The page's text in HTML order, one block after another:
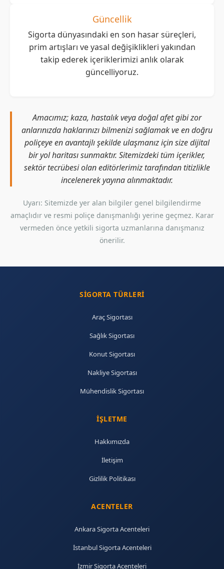
Güncellik
Sigorta dünyasındaki en son hasar süreçleri,
prim artışları ve yasal değişiklikleri yakından
takip ederek içeriklerimizi anlık olarak
güncelliyoruz.
Amacımız; kaza, hastalık veya doğal afet gibi zor
anlarınızda haklarınızı bilmenizi sağlamak ve en doğru
poliçeye en avantajlı şekilde ulaşmanız için size dijital
bir yol haritası sunmaktır. Sitemizdeki tüm içerikler,
sektör tecrübesi olan editörlerimiz tarafından titizlikle
incelenerek yayına alınmaktadır.
Uyarı: Sitemizde yer alan bilgiler genel bilgilendirme
amaçlıdır ve resmi poliçe danışmanlığı yerine geçmez. Karar
vermeden önce yetkili sigorta uzmanlarına danışmanız
önerilir.
SIGORTA TÜRLERI
Araç Sigortası
Sağlık Sigortası
Konut Sigortası
Nakliye Sigortası
Mühendislik Sigortası
İŞLETME
Hakkımızda
İletişim
Gizlilik Politikası
ACENTELER
Ankara Sigorta Acenteleri
İstanbul Sigorta Acenteleri
İzmir Sigorta Acenteleri